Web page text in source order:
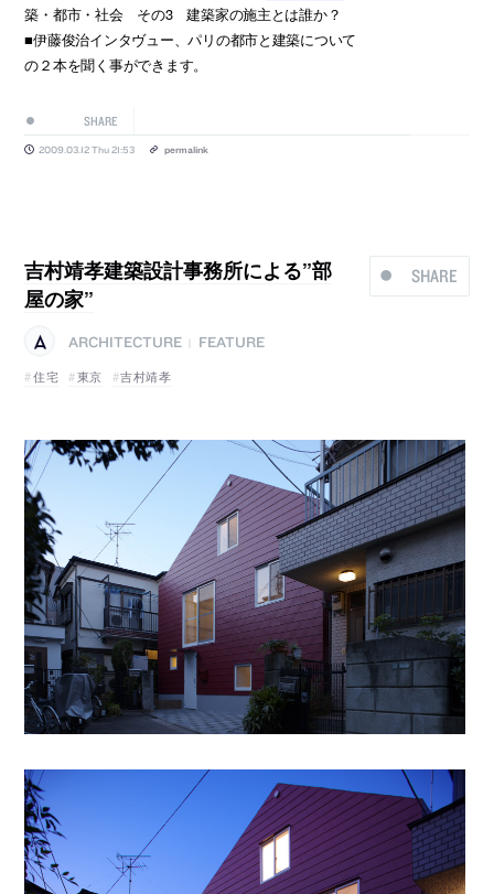
築・都市・社会 その3 建築家の施主とは誰か？
■伊藤俊治インタヴュー、パリの都市と建築について
の２本を聞く事ができます。
SHARE
2009.03.12 Thu 21:53 permalink
SHARE
吉村靖孝建築設計事務所による”部
屋の家”
ARCHITECTURE
FEATURE
住宅
東京 吉村靖孝